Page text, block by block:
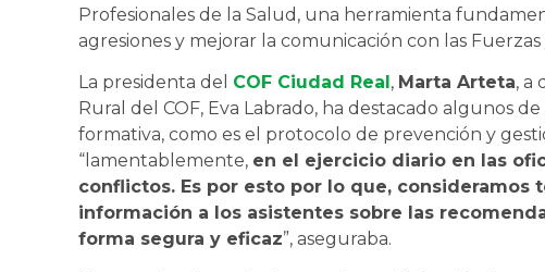
Profesionales de la Salud, una herramienta
agresiones y mejorar la comunicación con las
La presidenta del COF Ciudad Real , Marta Arteta, a
Rural del COF, Eva Labrado, ha destacado algunos
formativa, como es el protocolo de prevención y
“lamentablemente, en el ejercicio diario en las
conflictos. Es por esto por lo que,
información a los asistentes sobre las
forma segura y eficaz”, aseguraba.